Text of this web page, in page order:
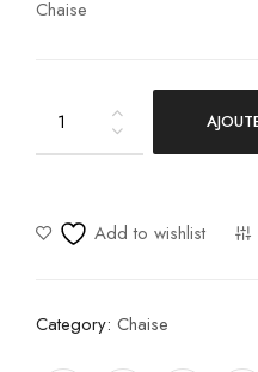
Chaise
2102
Add to wishlist
Category: Chaise